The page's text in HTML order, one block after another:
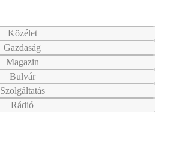
Közélet
Gazdaság
Magazin
Bulvár
Szolgáltatás
Rádió